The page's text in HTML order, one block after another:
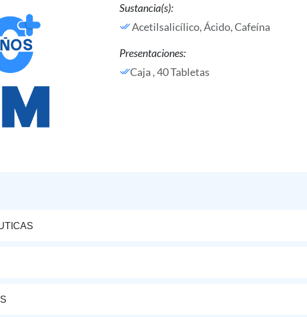
Sustancia(s):
Acetilsalicílico, Ácido,Cafeína
Presentaciones:
Caja , 40 Tabletas